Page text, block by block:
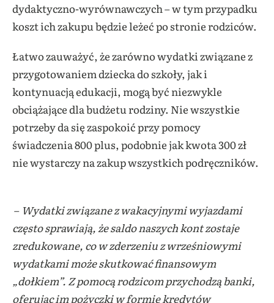
dydaktyczno-wyrównawczych – w tym przypadku
koszt ich zakupu będzie leżeć po stronie rodziców.
Łatwo zauważyć, że zarówno wydatki związane z
przygotowaniem dziecka do szkoły, jak i
kontynuacją edukacji, mogą być niezwykle
obciążające dla budżetu rodziny. Nie wszystkie
potrzeby da się zaspokoić przy pomocy
świadczenia 800 plus, podobnie jak kwota 300 zł
nie wystarczy na zakup wszystkich podręczników.
– Wydatki związane z wakacyjnymi wyjazdami
często sprawiają, że saldo naszych kont zostaje
zredukowane, cow zderzeniu z wrześniowymi
wydatkami może skutkować finansowym
„dołkiem”. Z pomocą rodzicom przychodzą banki,
oferując im pożyczki w formie kredytów